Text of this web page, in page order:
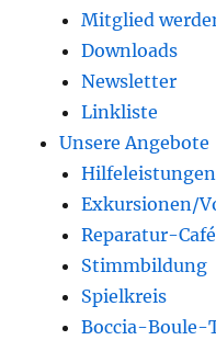
Mitglied
Downloads
Newsletter
Linkliste
Unsere Angebote
Hilfeleistungen
Exkursionen/
Reparatur-Café
Stimmbildung
Spielkreis
Boccia-Boule-